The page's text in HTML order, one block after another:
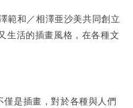
範和／相澤亜沙美共同創立
生活的插畫風格，在各種文
是插畫，對於各種與人們